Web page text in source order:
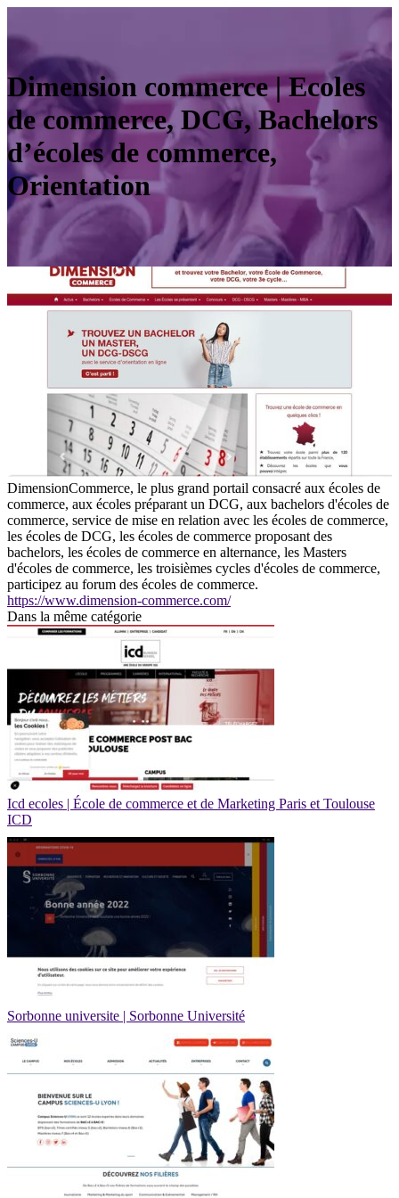
Dimension commerce | Ecoles
de commerce, DCG, Bachelors
d’écoles de commerce,
Orientation
DimensionCommerce, le plus grand portail consacré aux écoles de
commerce, aux écoles préparant un DCG, aux bachelors d'écoles de
commerce, service de mise en relation avec les écoles de commerce,
les écoles de DCG, les écoles de commerce proposant des
bachelors, les écoles de commerce en alternance, les Masters
d'écoles de commerce, les troisièmes cycles d'écoles de commerce,
participez au forum des écoles de commerce.
https://www.dimension-commerce.com/
Dans la même catégorie
Icd ecoles | École de commerce et de Marketing Paris et Toulouse
ICD
Sorbonne universite | Sorbonne Université